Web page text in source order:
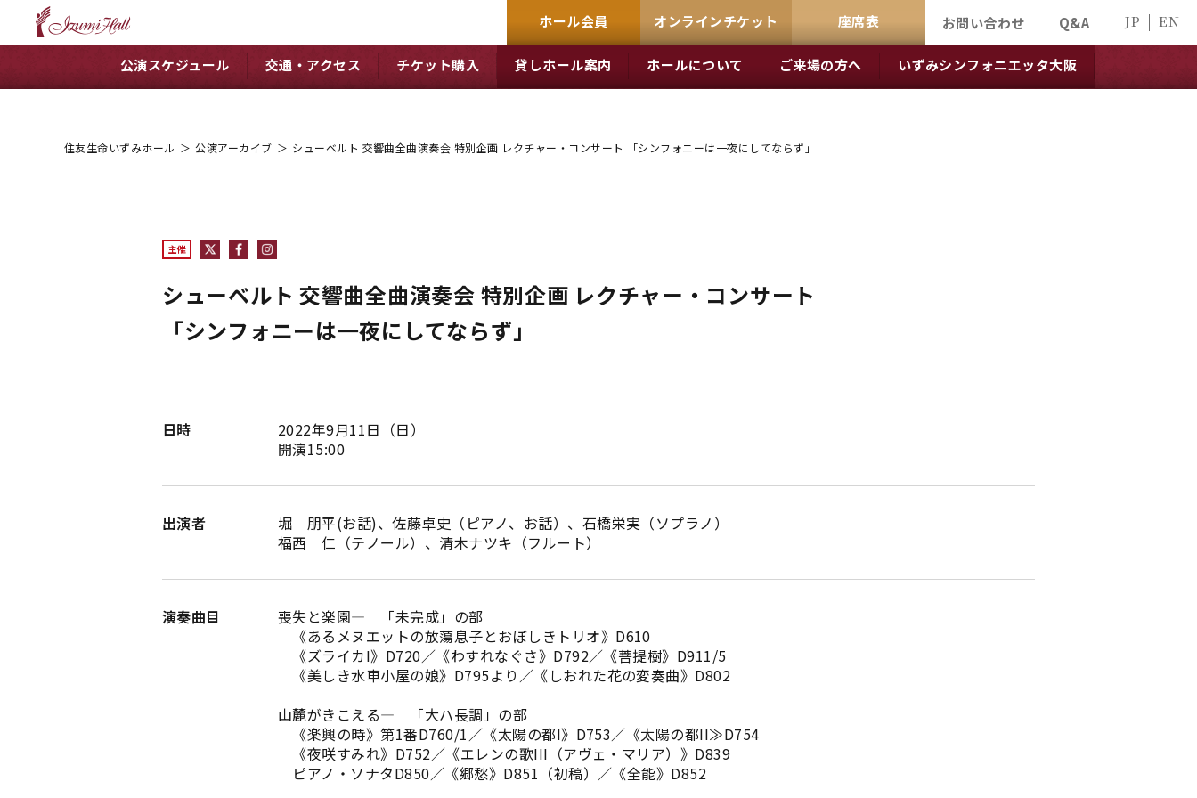
ホール会員 オンラインチケット 座席表 お問い合わせ Q&A JP EN
公演スケジュール 交通・アクセス チケット購入 貸しホール案内 ホールについて ご来場の方へ いずみシンフォニエッタ大阪
住友生命いずみホール ＞ 公演アーカイブ ＞ シューベルト 交響曲全曲演奏会 特別企画 レクチャー・コンサート 「シンフォニーは一夜にしてならず」
主催
シューベルト 交響曲全曲演奏会 特別企画 レクチャー・コンサート
「シンフォニーは一夜にしてならず」
日時
2022年9月11日（日）
開演15:00
出演者
堀 朋平(お話)、佐藤卓史（ピアノ、お話）、石橋栄実（ソプラノ）
福西 仁（テノール）、清木ナツキ（フルート）
演奏曲目
喪失と楽園― 「未完成」の部
《あるメヌエットの放蕩息子とおぼしきトリオ》D610
《ズライカI》D720／《わすれなぐさ》D792／《菩提樹》D911/5
《美しき水車小屋の娘》D795より／《しおれた花の変奏曲》D802
山麓がきこえる― 「大ハ長調」の部
《楽興の時》第1番D760/1／《太陽の都I》D753／《太陽の都II≫D754
《夜咲すみれ》D752／《エレンの歌III（アヴェ・マリア）》D839
ピアノ・ソナタD850／《郷愁》D851（初稿）／《全能》D852